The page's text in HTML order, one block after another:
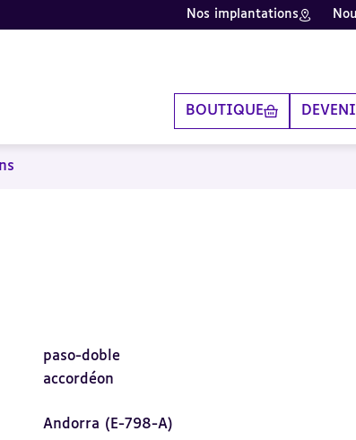
Nos implantations
BOUTIQUE
paso-doble
accordéon
Andorra (E-798-A)